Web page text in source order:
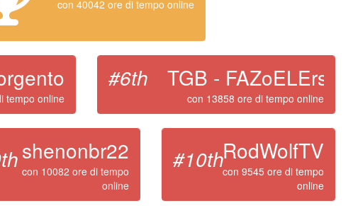
con 40042 ore di tempo online
tempo online
#6th TGB -
con 13858 ore di tempo online
shenonbr22
con 10082 ore di tempo
online
#10thRodWolfTV
con 9545 ore di tempo
online